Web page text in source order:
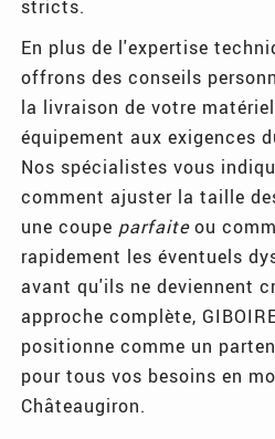
stricts.
En plus de l'expertise
offrons des conseils
la livraison de votre
équipement aux exigences
Nos spécialistes vous
comment ajuster la taille
une coupe parfaiteou
rapidement les éventuels
avant qu'ils ne deviennent
approche complète,
positionne comme un
pour tous vos besoins en
Châteaugiron.